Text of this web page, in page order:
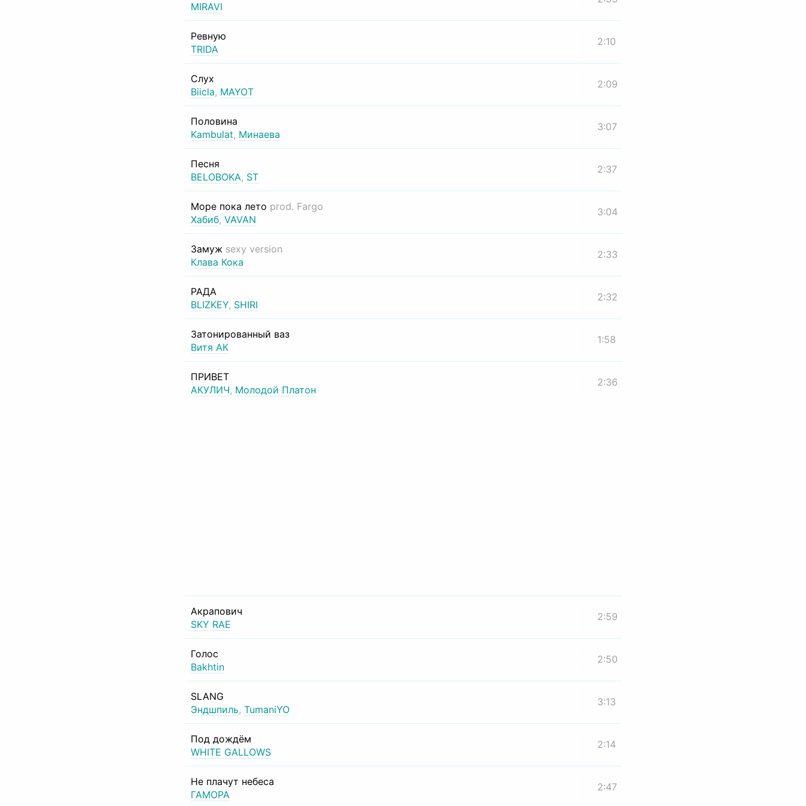
MIRAVI
Ревную
TRIDA
2:10
Слух
Biicla, MAYOT
2:09
Половина
Kambulat, Минаева
3:07
Песня
BELOBOKA, ST
2:37
Море пока лето prod. Fargo
Хабиб, VAVAN
3:04
Замуж sexy version
Клава Кока
2:33
РАДА
BLIZKEY, SHIRI
2:32
Затонированный ваз
Витя АК
1:58
ПРИВЕТ
АКУЛИЧ, Молодой Платон
2:36
Акрапович
SKY RAE
2:59
Голос
Bakhtin
2:50
SLANG
Эндшпиль, TumaniYO
3:13
Под дождём
WHITE GALLOWS
2:14
Не плачут небеса
ГАМОРА
2:47